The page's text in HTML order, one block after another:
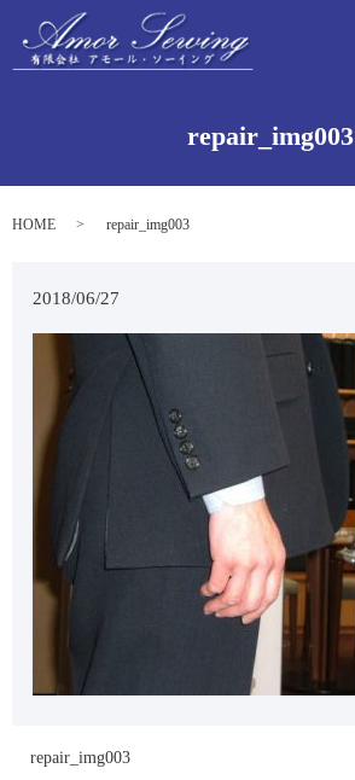
repair_img003
HOME repair_img003
2018/06/27
repair_img003